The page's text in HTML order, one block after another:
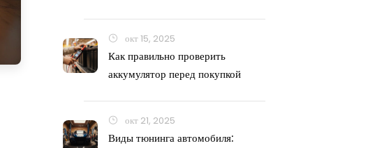
окт 15, 2025
Как правильно проверить
аккумулятор перед покупкой
окт 21, 2025
Виды тюнинга автомобиля: